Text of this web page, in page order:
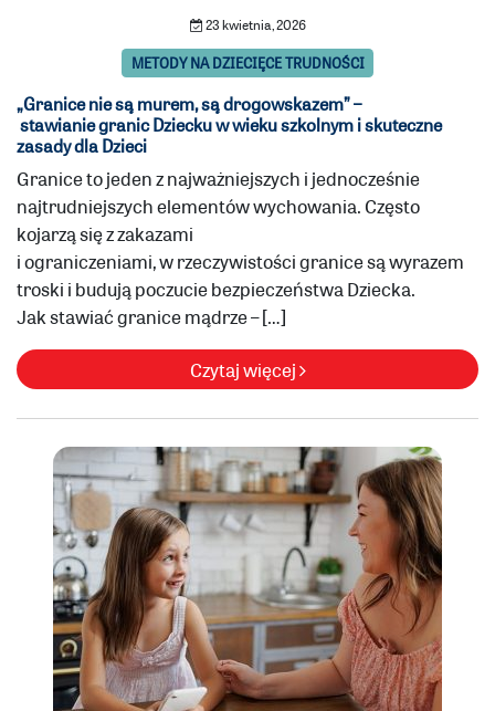
23 kwietnia, 2026
METODY NA DZIECIĘCE TRUDNOŚCI
„Granice nie są murem, są drogowskazem” –
stawianie granic Dziecku w wieku szkolnym i skuteczne
zasady dla Dzieci
Granice to jeden z najważniejszych i jednocześnie
najtrudniejszych elementów wychowania. Często
kojarzą się z zakazami
i ograniczeniami, w rzeczywistości granice są wyrazem
troski i budują poczucie bezpieczeństwa Dziecka.
Jak stawiać granice mądrze – […]
Czytaj więcej